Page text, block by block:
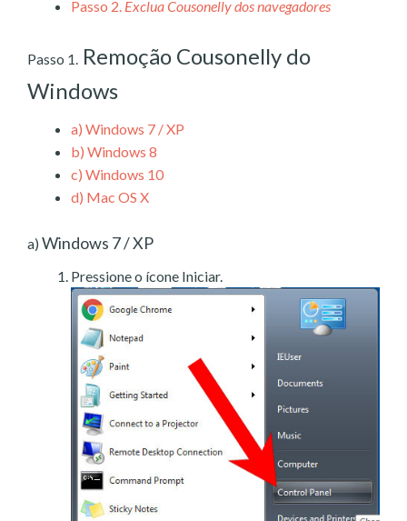
Passo 2. Exclua Cousonelly dos navegadores
Passo 1. Remoção Cousonelly do
Windows
a) Windows 7 / XP
b) Windows 8
c) Windows 10
d) Mac OS X
a) Windows 7 / XP
Pressione o ícone Iniciar.